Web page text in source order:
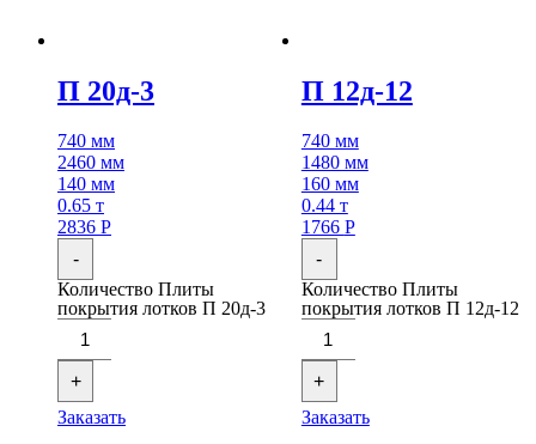
П 20д-3
740 мм
2460 мм
140 мм
0.65 т
2836 Р
-
Количество Плиты
покрытия лотков П 20д-3
+
Заказать
П 12д-12
740 мм
1480 мм
160 мм
0.44 т
1766 Р
-
Количество Плиты
покрытия лотков П 12д-12
+
Заказать